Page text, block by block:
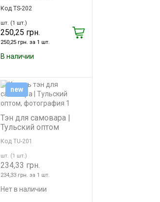
Код TS-202
шт. (1 шт.)
250,25 грн.
250,25 грн. за 1 шт.
В наличии
Тэн для самовара |
Тульский оптом
Код TU-201
шт. (1 шт.)
234,33 грн.
234,33 грн. за 1 шт.
Нет в наличии
new